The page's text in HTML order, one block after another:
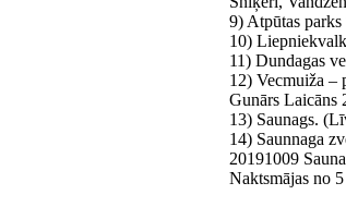
9) Atpūtas
10)
11) Dundagas
12) Vecmuiža –
Gunārs Laicāns
13) Saunags.
14) Saunnaga
20191009
Naktsmājas no